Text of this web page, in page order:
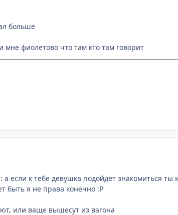
больше
фиолетово что там кто там говорит
если к тебе девушка подойдет знакомиться ты
быть я не права конечно :P
или ваще вышесут из вагона